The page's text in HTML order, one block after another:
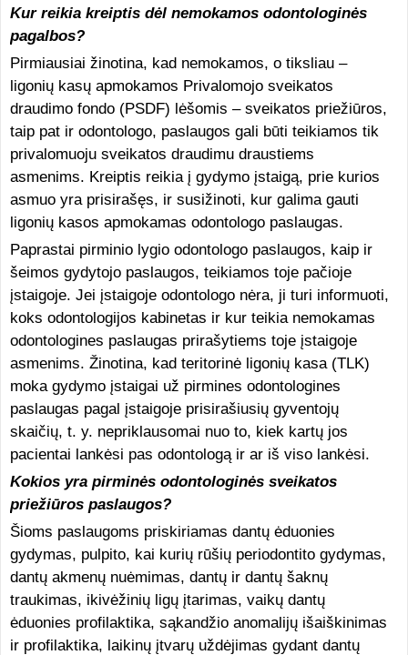
Kur reikia kreiptis dėl nemokamos odontologinės
pagalbos?
Pirmiausiai žinotina, kad nemokamos, o tiksliau –
ligonių kasų apmokamos Privalomojo sveikatos
draudimo fondo (PSDF) lėšomis – sveikatos priežiūros,
taip pat ir odontologo, paslaugos gali būti teikiamos tik
privalomuoju sveikatos draudimu draustiems
asmenims. Kreiptis reikia į gydymo įstaigą, prie kurios
asmuo yra prisirašęs, ir susižinoti, kur galima gauti
ligonių kasos apmokamas odontologo paslaugas.
Paprastai pirminio lygio odontologo paslaugos, kaip ir
šeimos gydytojo paslaugos, teikiamos toje pačioje
įstaigoje. Jei įstaigoje odontologo nėra, ji turi informuoti,
koks odontologijos kabinetas ir kur teikia nemokamas
odontologines paslaugas prirašytiems toje įstaigoje
asmenims. Žinotina, kad teritorinė ligonių kasa (TLK)
moka gydymo įstaigai už pirmines odontologines
paslaugas pagal įstaigoje prisirašiusių gyventojų
skaičių, t. y. nepriklausomai nuo to, kiek kartų jos
pacientai lankėsi pas odontologą ir ar iš viso lankėsi.
Kokios yra pirminės odontologinės sveikatos
priežiūros paslaugos?
Šioms paslaugoms priskiriamas dantų ėduonies
gydymas, pulpito, kai kurių rūšių periodontito gydymas,
dantų akmenų nuėmimas, dantų ir dantų šaknų
traukimas, ikivėžinių ligų įtarimas, vaikų dantų
ėduonies profilaktika, sąkandžio anomalijų išaiškinimas
ir profilaktika, laikinų įtvarų uždėjimas gydant dantų